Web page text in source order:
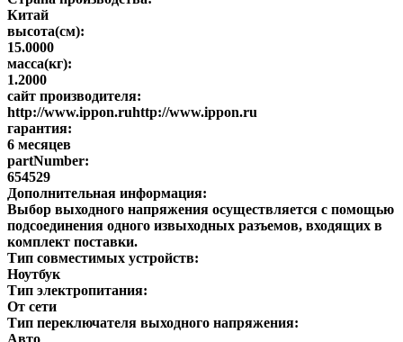
Китай
высота(см):
15.0000
масса(кг):
1.2000
сайт производителя:
http://www.ippon.ruhttp://www.ippon.ru
гарантия:
6 месяцев
partNumber:
654529
Дополнительная информация:
Выбор выходного напряжения осуществляется с помощью
подсоединения одного извыходных разъемов, входящих в
комплект поставки.
Тип совместимых устройств:
Ноутбук
Тип электропитания:
От сети
Тип переключателя выходного напряжения:
Авто